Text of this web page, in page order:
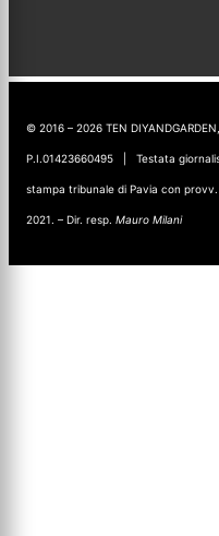
© 2016 – 2026 TEN DIYANDGARDEN,
P.I.01423660495 | Testata
stampa tribunale di Pavia con
2021. – Dir. resp. Mauro Milani